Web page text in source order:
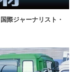
際ジャーナリスト・